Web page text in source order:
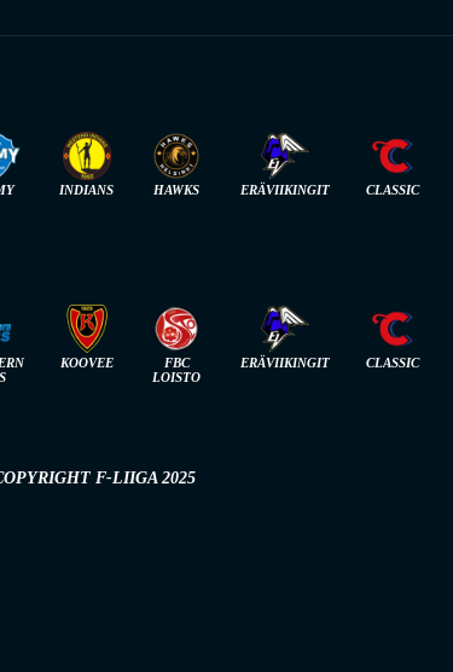
INDIANS HAWKS ERÄVIIKINGIT CLASSIC
KOOVEE
FBC
LOISTO
ERÄVIIKINGIT CLASSIC
F-LIIGA 2025